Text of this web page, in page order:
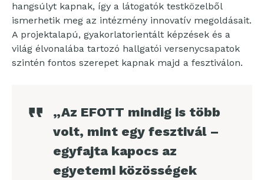
hangsúlyt kapnak, így a látogatók testközelből
ismerhetik meg az intézmény innovatív megoldásait.
A projektalapú, gyakorlatorientált képzések és a
világ élvonalába tartozó hallgatói versenycsapatok
szintén fontos szerepet kapnak majd a fesztiválon.
„Az EFOTT mindig is több
volt, mint egy fesztivál –
egyfajta kapocs az
egyetemi közösségek